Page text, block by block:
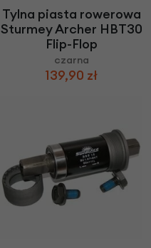
Tylna piasta rowerowa
Sturmey Archer HBT30
Flip-Flop
czarna
139,90 zł